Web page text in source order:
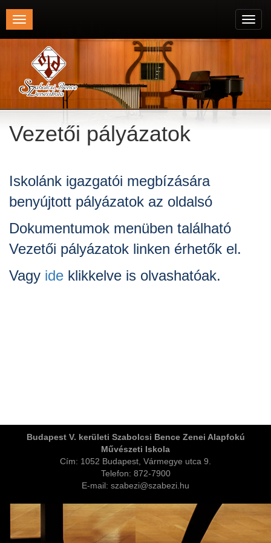
Toggle
navigation
Vezetői pályázatok
Iskolánk igazgatói megbízására
benyújtott pályázatok az oldalsó
Dokumentumok menüben található
Vezetői pályázatok linken érhetők el.
Vagy ide klikkelve is olvashatóak.
Budapest V. kerületi Szabolcsi Bence Zenei Alapfokú
Művészeti Iskola
Cím: 1052 Budapest, Vármegye utca 9.
Telefon: 872-7900
E-mail: szabezi@szabezi.hu